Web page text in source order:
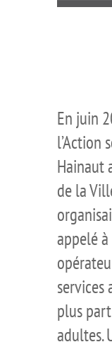
En juin
l’Action
Hainaut
de la
appelé
services
plus
adultes.